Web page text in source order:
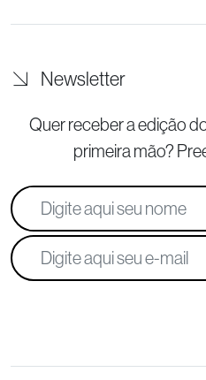
Newsletter
Quer receber a edição
primeira mão?